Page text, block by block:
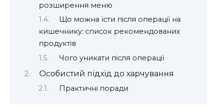
розширення меню
Що можна їсти після операції на
кишечнику: список рекомендованих
продуктів
Чого уникати після операції
Особистий підхід до харчування
Практичні поради